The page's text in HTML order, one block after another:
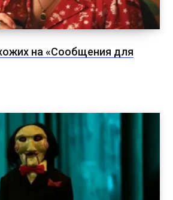
на «Сообщения для